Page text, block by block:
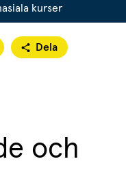
kurser
Dela
och